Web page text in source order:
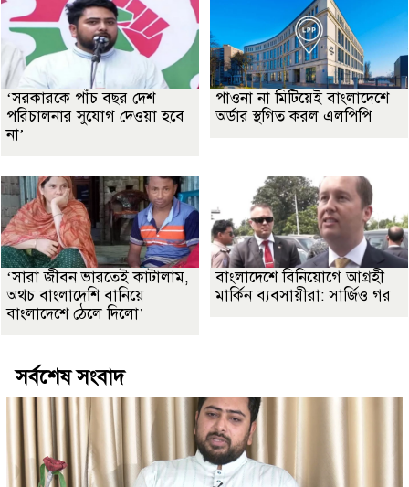
‘সরকারকে পাঁচ বছর দেশ
পরিচালনার সুযোগ দেওয়া হবে
না’
পাওনা না মিটিয়েই বাংলাদেশে
অর্ডার স্থগিত করল এলপিপি
‘সারা জীবন ভারতেই কাটালাম,
অথচ বাংলাদেশি বানিয়ে
বাংলাদেশে ঠেলে দিলো’
বাংলাদেশে বিনিয়োগে আগ্রহী
মার্কিন ব্যবসায়ীরা: সার্জিও গর
সর্বশেষ সংবাদ